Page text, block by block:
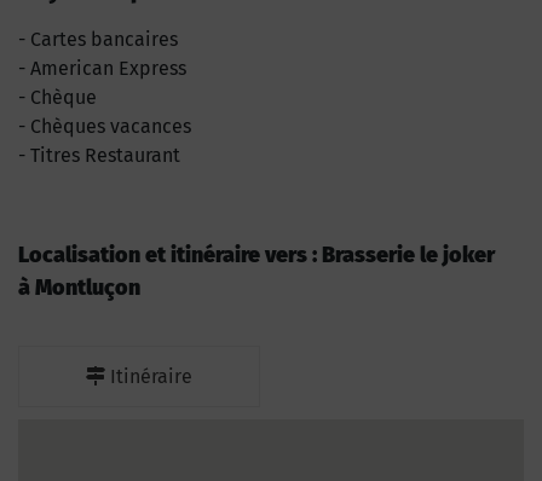
Cartes bancaires
American Express
Chèque
Chèques vacances
Titres Restaurant
Localisation et itinéraire vers : Brasserie le joker
à Montluçon
Itinéraire